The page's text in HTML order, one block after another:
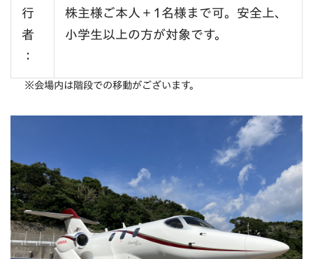
行
者
：
株主様ご本人＋1名様まで可。安全上、
小学生以上の方が対象です。
※会場内は階段での移動がございます。